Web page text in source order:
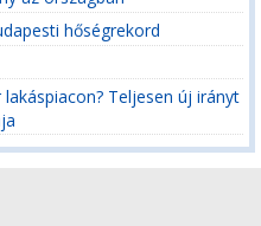
hőségrekord
Teljesen új irányt